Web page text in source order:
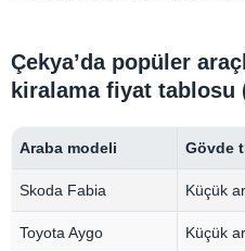
Çekya’da popüler
kiralama fiyat tablosu
Araba modeli Gövde
Skoda Fabia Küçük
Toyota Aygo Küçük